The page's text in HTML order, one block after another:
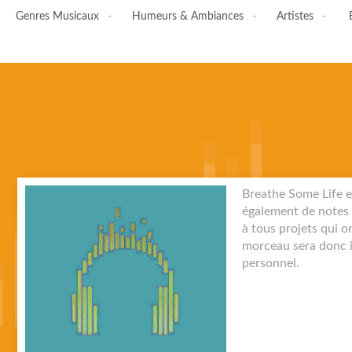
Genres Musicaux Humeurs & Ambiances Artistes
Breathe Some Life
également de
à tous projets qui
morceau sera donc
personnel.